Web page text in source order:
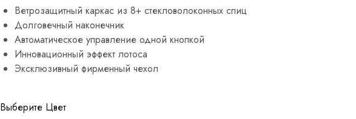
Ветрозащитный каркас из 8+ стекловолоконных спиц
Долговечный наконечник
Автоматическое управление одной кнопкой
Инновационный эффект лотоса
Эксклюзивный фирменный чехол
Цвет